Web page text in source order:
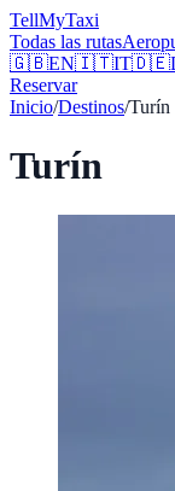
TellMyTaxi
Todas las rutas
🇬🇧EN🇮🇹IT🇩🇪
Reservar
Inicio/Destinos/Turín
Turín